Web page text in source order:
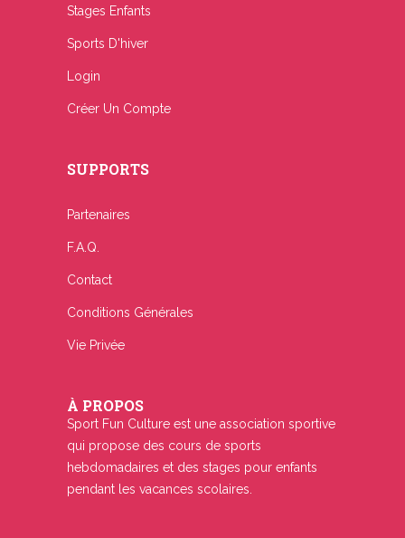
Stages Enfants
Sports D'hiver
Login
Créer Un Compte
SUPPORTS
Partenaires
F.A.Q.
Contact
Conditions Générales
Vie Privée
À PROPOS
Sport Fun Culture est une association sportive
qui propose des cours de sports
hebdomadaires et des stages pour enfants
pendant les vacances scolaires.